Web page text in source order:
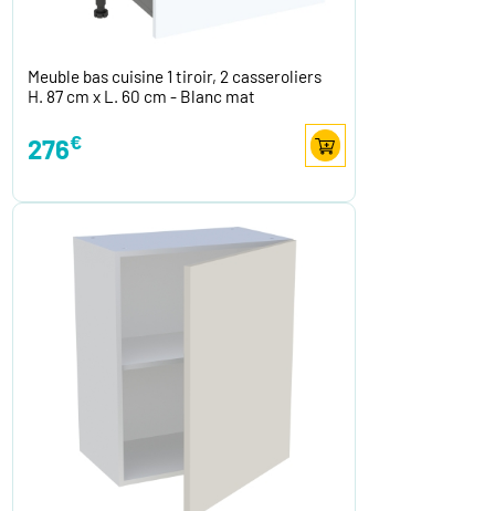
Meuble bas cuisine 1 tiroir, 2 casseroliers
H. 87 cm x L. 60 cm - Blanc mat
276€